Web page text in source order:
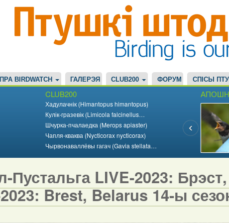
ПРА BIRDWATCH ГАЛЕРЭЯ CLUB200 ФОРУМ СПІСЫ
CLUB200
Хадулачнік (Himantopus himantopus)
Кулік-гразевік (Limicola falcinellus…
Шчурка-пчалаедка (Merops apiaster)
Чапля-кваква (Nycticorax nycticorax)
Чырвонаваллёвы гагач (Gavia stellata…
Пустальга LIVE-2023:
Brest, Belarus 14-ы